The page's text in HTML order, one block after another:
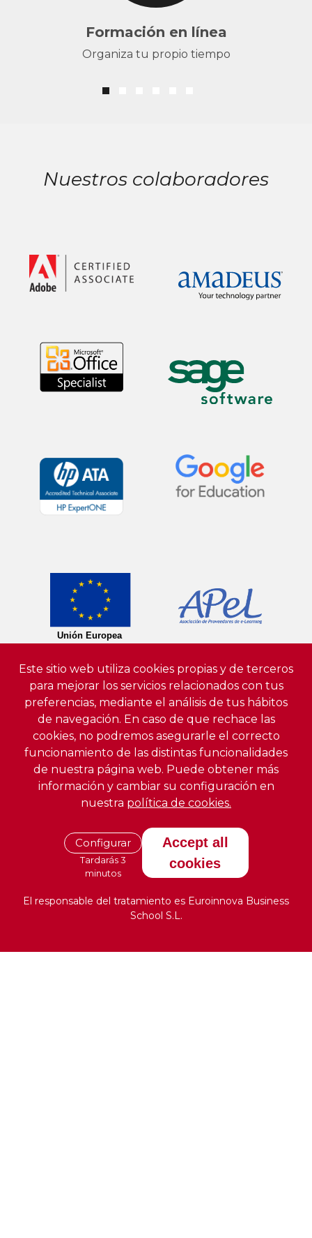
Formación en línea
Organiza tu propio tiempo
Nuestros colaboradores
Este sitio web utiliza cookies propias y de terceros
para mejorar los servicios relacionados con tus
preferencias, mediante el análisis de tus hábitos
de navegación. En caso de que rechace las
cookies, no podremos asegurarle el correcto
funcionamiento de las distintas funcionalidades
de nuestra página web. Puede obtener más
información y cambiar su configuración en
nuestra política de cookies.
Configurar
Tardarás 3
minutos
Accept all
cookies
El responsable del tratamiento es Euroinnova Business
School S.L.